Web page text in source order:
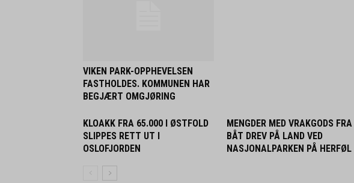
VIKEN PARK-OPPHEVELSEN
FASTHOLDES. KOMMUNEN HAR
BEGJÆRT OMGJØRING
KLOAKK FRA 65.000 I ØSTFOLD
SLIPPES RETT UT I
OSLOFJORDEN
MENGDER MED VRAKGODS FRA
BÅT DREV PÅ LAND VED
NASJONALPARKEN PÅ HERFØL